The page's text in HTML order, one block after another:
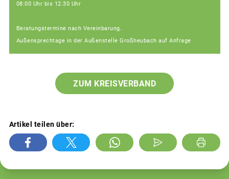
08:00 Uhr bis 12:30 Uhr
Beratungstermine nach Vereinbarung.
Außensprechtage in der Außenstelle Großheubach auf Anfrage
ZUM KREISVERBAND
Artikel teilen über: